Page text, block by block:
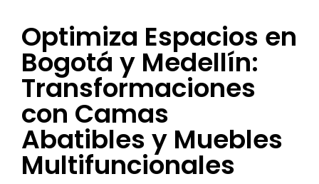
Optimiza Espacios en
Bogotá y Medellín:
Transformaciones
con Camas
Abatibles y Muebles
Multifuncionales